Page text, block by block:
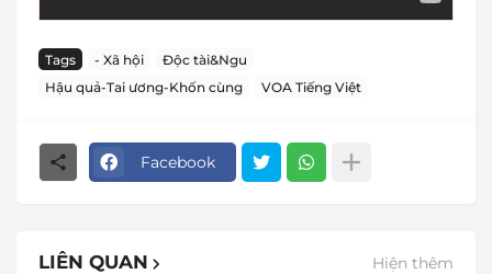
Tags - Xã hội
Độc tài&Ngu
Hậu quả-Tai ương-Khốn cùng
VOA Tiếng Việt
Facebook
LIÊN QUAN Hiện thêm